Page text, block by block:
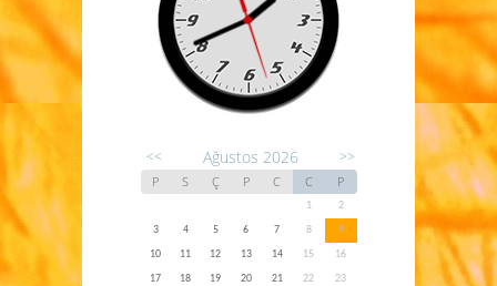
<< Ağustos 2026 >>
P S Ç P C C P
1
2
3
4 5 6 7 8
9
10
11 12 13 14 15
16
17
18 19 20 21 22
23